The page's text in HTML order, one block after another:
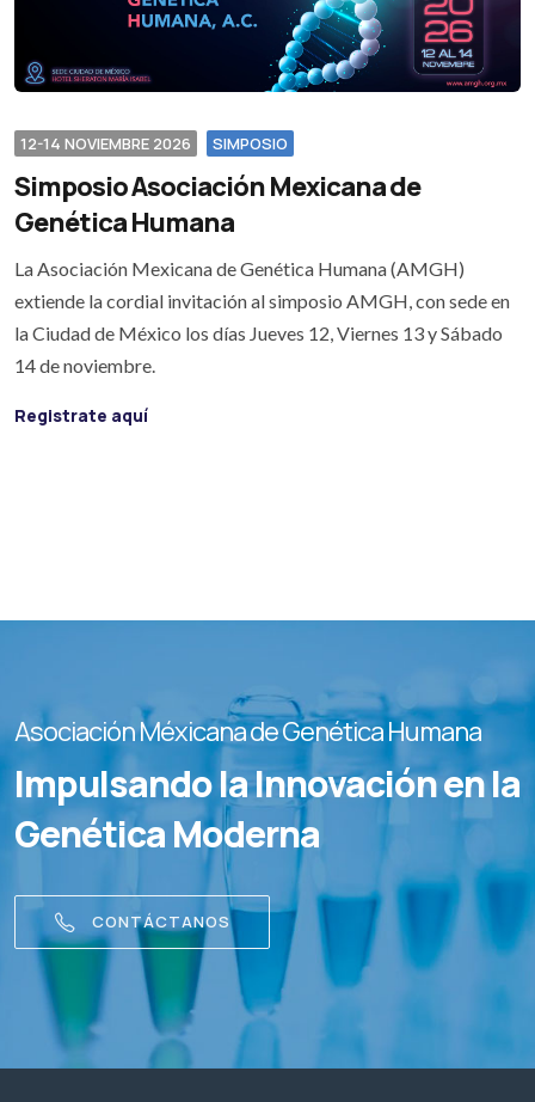
12-14 NOVIEMBRE 2026 SIMPOSIO
Simposio Asociación Mexicana de
Genética Humana
La Asociación Mexicana de Genética Humana (AMGH)
extiende la cordial invitación al simposio AMGH, con sede en
la Ciudad de México los días Jueves 12, Viernes 13 y Sábado
14 de noviembre.
Registrate aquí
Asociación Méxicana de Genética Humana
Impulsando la Innovación en la
Genética Moderna
CONTÁCTANOS